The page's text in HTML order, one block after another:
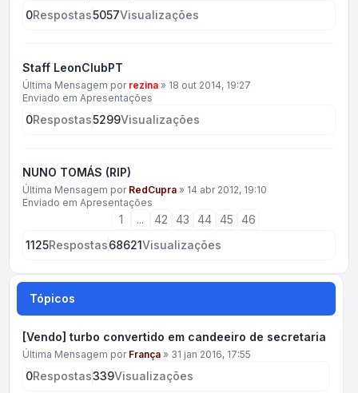
0Respostas5057Visualizações
Staff LeonClubPT
Última Mensagem por rezina » 18 out 2014, 19:27
Enviado em Apresentações
0Respostas5299Visualizações
NUNO TOMÁS (RIP)
Última Mensagem por RedCupra » 14 abr 2012, 19:10
Enviado em Apresentações
1 ... 42 43 44 45
46
1125Respostas68621Visualizações
Tópicos
[Vendo] turbo convertido em candeeiro de secretaria
Última Mensagem por França » 31 jan 2016, 17:55
0Respostas339Visualizações